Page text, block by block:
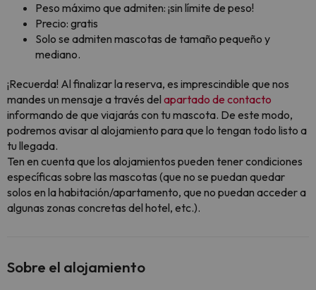
Peso máximo que admiten: ¡sin límite de peso!
Precio: gratis
Solo se admiten mascotas de tamaño pequeño y
mediano.
¡Recuerda! Al finalizar la reserva, es imprescindible que nos
mandes un mensaje a través del apartado de contacto
informando de que viajarás con tu mascota. De este modo,
podremos avisar al alojamiento para que lo tengan todo listo a
tu llegada.
Ten en cuenta que los alojamientos pueden tener condiciones
específicas sobre las mascotas (que no se puedan quedar
solos en la habitación/apartamento, que no puedan acceder a
algunas zonas concretas del hotel, etc.).
Sobre el alojamiento